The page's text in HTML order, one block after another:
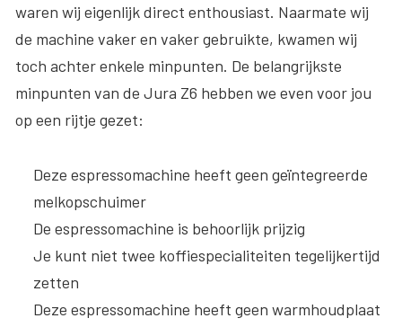
waren wij eigenlijk direct enthousiast. Naarmate wij
de machine vaker en vaker gebruikte, kwamen wij
toch achter enkele minpunten. De belangrijkste
minpunten van de Jura Z6 hebben we even voor jou
op een rijtje gezet:
Deze espressomachine heeft geen geïntegreerde
melkopschuimer
De espressomachine is behoorlijk prijzig
Je kunt niet twee koffiespecialiteiten tegelijkertijd
zetten
Deze espressomachine heeft geen warmhoudplaat